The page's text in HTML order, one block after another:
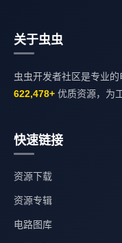
关于虫虫
虫虫开发者社区是专业
622,478+ 优质资源，为
快速链接
资源下载
资源专辑
电路图库